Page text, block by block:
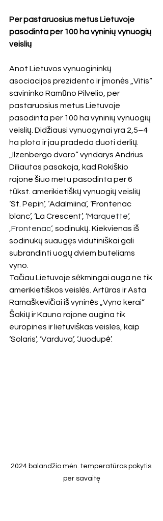
Per pastaruosius metus Lietuvoje
pasodinta per 100 ha vyninių vynuogių
veislių
Anot Lietuvos vynuogininkų
asociacijos prezidento ir įmonės „Vitis“
savininko Ramūno Pilvelio, per
pastaruosius metus Lietuvoje
pasodinta per 100 ha vyninių vynuogių
veislių. Didžiausi vynuogynai yra 2,5–4
ha ploto ir jau pradeda duoti derlių.
„Ilzenbergo dvaro“ vyndarys Andrius
Diliautas pasakoja, kad Rokiškio
rajone šiuo metu pasodinta per 6
tūkst. amerikietiškų vynuogių veislių
‘St. Pepin’, ‘Adalmiina’, ‘Frontenac
blanc’, ‘La Crescent’, ‘Marquette‘,
‚Frontenac‘, sodinukų. Kiekvienas iš
sodinukų suaugęs vidutiniškai gali
subrandinti uogų dviem buteliams
vyno.
Tačiau Lietuvoje sėkmingai auga ne tik
amerikietiškos veislės. Artūras ir Asta
Ramaškevičiai iš vyninės „Vyno kerai“
Šakių ir Kauno rajone augina tik
europines ir lietuviškas veisles, kaip
‘Solaris’, ‘Varduva’, ‘Juodupė’.
2024 balandžio mėn. temperatūros pokytis
per savaitę